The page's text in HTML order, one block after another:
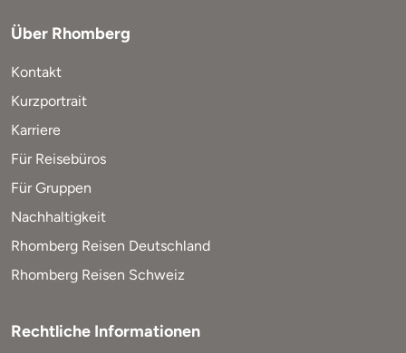
Über Rhomberg
Kontakt
Kurzportrait
Karriere
Für Reisebüros
Für Gruppen
Nachhaltigkeit
Rhomberg Reisen Deutschland
Rhomberg Reisen Schweiz
Rechtliche Informationen